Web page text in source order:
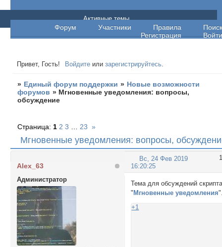
Единый форум поддержки
Форум Участники Правила
Поиск
Регистрация
Войти
Активные темы
Привет, Гость! Войдите илизарегистрируйтесь.
» Единый форум поддержки » Новые возможности
форумов » Мгновенные уведомления: вопросы,
обсуждение
Мгновенные уведомления: вопросы,
Страница: 1 2 3 23 »
1
Вс, 24 Фев 2019
16:20:25
Alex_63
Администратор
Тема для обсуждений
"Мгновенные уведомления
+1